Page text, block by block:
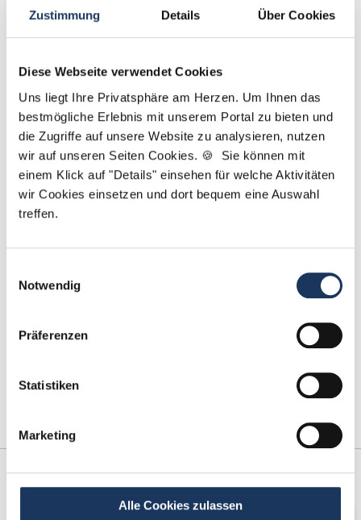
Zustimmung Details Über Cookies
Diese Webseite verwendet Cookies
Uns liegt Ihre Privatsphäre am Herzen. Um Ihnen das
bestmögliche Erlebnis mit unserem Portal zu bieten und
die Zugriffe auf unsere Website zu analysieren, nutzen
wir auf unseren Seiten Cookies. 🍪 Sie können mit
einem Klick auf "Details" einsehen für welche Aktivitäten
wir Cookies einsetzen und dort bequem eine Auswahl
treffen.
Notwendig
Präferenzen
Statistiken
Marketing
Alle Cookies zulassen
Suchprofil und Ihren Wünschen zur Traumstelle als
Sie lediglich einen Lebenslauf und kein Anschreiben.
Jetzt zur kostenlosen Stellenanfrage
Kontakt
Tel.: +49 (0) 521 / 911 730 44
Fax: +49 (0) 521 / 911 730 41
Kooperations-
Partner
Netzwerk-Partner